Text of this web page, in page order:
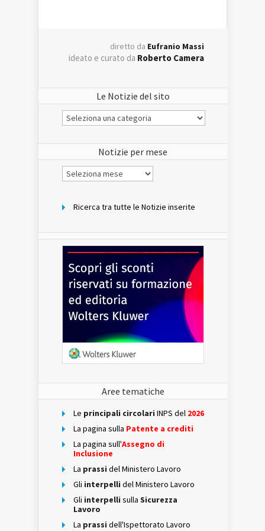
diretto da Eufranio Massi
ideato e curato da Roberto Camera
Le Notizie del sito
Le
Notizie
Notizie per mese
Notizie
per
Ricerca tra tutte le Notizie inserite
Aree tematiche
Le principali circolari INPS del 2026
La pagina sulla Patente a crediti
La pagina sull'Assegno di
Inclusione
La prassi del Ministero Lavoro
Gli interpelli del Ministero Lavoro
Gli interpelli sulla Sicurezza
Lavoro
La prassi dell'Ispettorato Lavoro